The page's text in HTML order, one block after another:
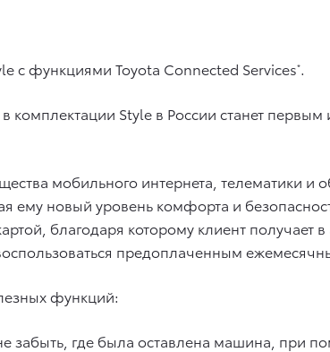
с функциями Toyota Connected Services*.
в комплектации Style в России станет
мобильного интернета, телематики и
ему новый уровень комфорта и
благодаря которому клиент получает
предоплаченным
функций:
забыть, где была оставлена машина, при